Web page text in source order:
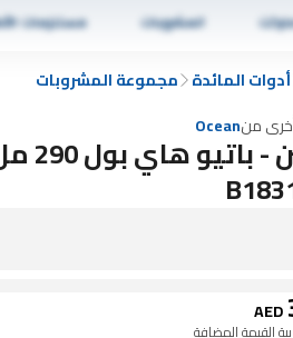
المشروبات مستلزمات
أدوات المائدة مجموعة المشروبات
منOcean
AED
القيمة المضافة